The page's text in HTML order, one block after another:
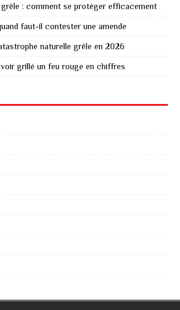
: comment se protéger efficacement
faut-il contester une amende
naturelle grêle en 2026
grillé un feu rouge en chiffres